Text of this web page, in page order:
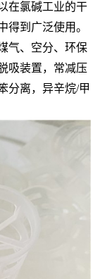
在氯碱工业的干
得到广泛使用。
气、空分、环保
吸装置，常减压
分离，异辛烷/甲